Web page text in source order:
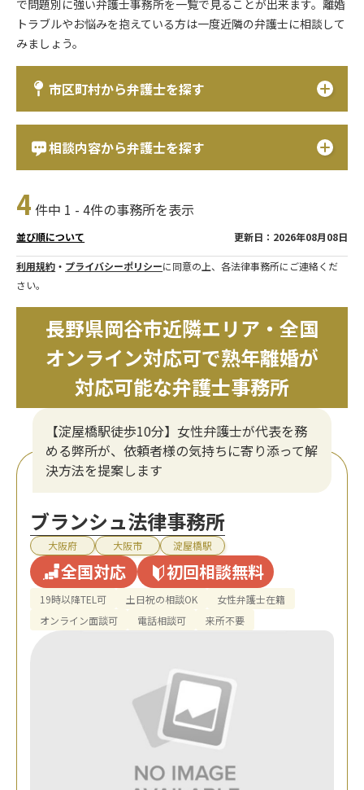
で問題別に強い弁護士事務所を一覧で見ることが出来ます。離婚
トラブルやお悩みを抱えている方は一度近隣の弁護士に相談して
みましょう。
市区町村から弁護士を探す
相談内容から弁護士を探す
4 件中 1 - 4件の事務所を表示
並び順について 更新日：2026年08月08日
利用規約 ・ プライバシーポリシーに同意の上、各法律事務所にご連絡くだ
さい。
長野県岡谷市近隣エリア・全国
オンライン対応可で熟年離婚が
対応可能な弁護士事務所
【淀屋橋駅徒歩10分】女性弁護士が代表を務
める弊所が、依頼者様の気持ちに寄り添って解
決方法を提案します
ブランシュ法律事務所
大阪府 大阪市 淀屋橋駅
全国対応 初回相談無料
19時以降TEL可 土日祝の相談OK
女性弁護士在籍
オンライン面談可
電話相談可 来所不要